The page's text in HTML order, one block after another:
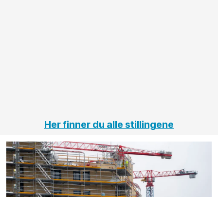
Her finner du alle stillingene